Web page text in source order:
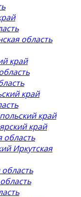
область
край
край
край
край
область
Иркутская